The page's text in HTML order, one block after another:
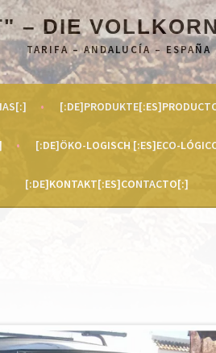
– DIE
TARIFA – ANDALUCÍA – ESPAÑA
[:DE]ÖKO-LOGISCH [:ES]ECO-
[:DE]KONTAKT[:ES]CONTACTO[:]